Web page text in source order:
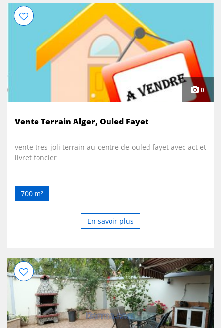
de masse et la demande de permis de démolition sont
déjà disponibles. Papiers : Livret Foncier net et clair
(situation juridique en règle). Prix et conditions : Offre
actuelle : On nous a déjà offert 30 Milliards (Centimes).
Vente : Au plus offrant au-dessus de ce montant. Curieux
et intermédiaires s'abstenir, s'il vous plaît. Le dossier
technique complet (extrait cadastral, plans) est à la
disposition des acheteurs directs et des promoteurs
immobiliers sérieux après un premier contact.
0
Vente Terrain Alger, Ouled Fayet
vente tres joli terrain au centre de ouled fayet avec act et
livret foncier
700 m²
En savoir plus